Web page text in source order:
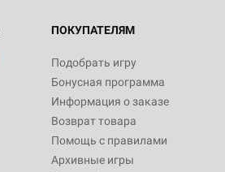
ПОКУПАТЕЛЯМ
Подобрать игру
Бонусная программа
Информация о заказе
Возврат товара
Помощь с правилами
Архивные игры